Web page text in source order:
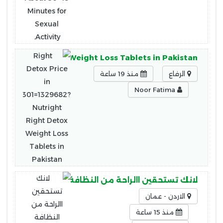
Right Detox Weight Loss Tablets in Pakistan
الرفاع
منذ 19 ساعة
لانك تستحقين االراحة من النظافة عاملاتنا
الاردن - عمان
منذ 15 ساعة